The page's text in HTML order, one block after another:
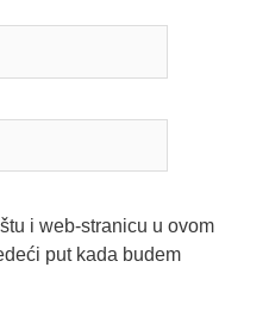
i web-stranicu u ovom
put kada budem